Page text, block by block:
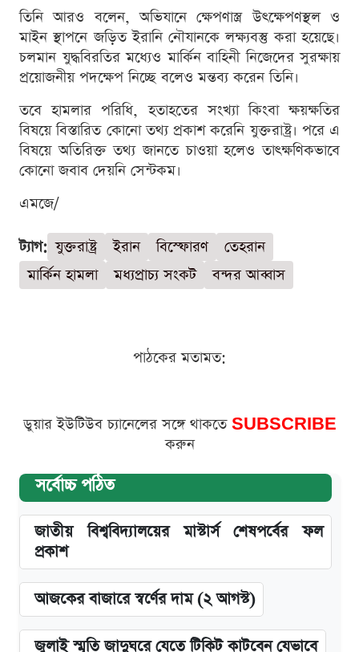
তিনি আরও বলেন, অভিযানে ক্ষেপণাস্ত্র উৎক্ষেপণস্থল ও
মাইন স্থাপনে জড়িত ইরানি নৌযানকে লক্ষ্যবস্তু করা হয়েছে।
চলমান যুদ্ধবিরতির মধ্যেও মার্কিন বাহিনী নিজেদের সুরক্ষায়
প্রয়োজনীয় পদক্ষেপ নিচ্ছে বলেও মন্তব্য করেন তিনি।
তবে হামলার পরিধি, হতাহতের সংখ্যা কিংবা ক্ষয়ক্ষতির
বিষয়ে বিস্তারিত কোনো তথ্য প্রকাশ করেনি যুক্তরাষ্ট্র। পরে এ
বিষয়ে অতিরিক্ত তথ্য জানতে চাওয়া হলেও তাৎক্ষণিকভাবে
কোনো জবাব দেয়নি সেন্টকম।
এমজে/
ট্যাগ: যুক্তরাষ্ট্র ইরান বিস্ফোরণ
তেহরান
মার্কিন হামলা
মধ্যপ্রাচ্য সংকট বন্দর আব্বাস
পাঠকের মতামত:
ডুয়ার ইউটিউব চ্যানেলের সঙ্গে থাকতে SUBSCRIBE
করুন
সর্বোচ্চ পঠিত
জাতীয় বিশ্ববিদ্যালয়ের মাস্টার্স শেষপর্বের ফল
প্রকাশ
আজকের বাজারে স্বর্ণের দাম (২ আগস্ট)
জুলাই স্মৃতি জাদুঘরে যেতে টিকিট কাটবেন যেভাবে